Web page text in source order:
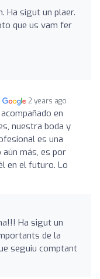
Ha sigut un plaer.
que us vam fer
2 years ago
en
nuestra boda y
es una
más, es por
en el futuro. Lo
Ha sigut un
de la
seguiu comptant